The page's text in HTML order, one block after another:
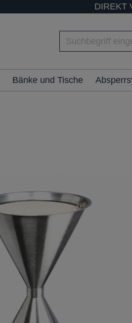
DIREKT
Bänke und Tische